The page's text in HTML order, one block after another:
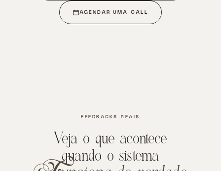
AGENDAR UMA CALL
FEEDBACKS REAIS
Veja o que acontece
quando o sistema